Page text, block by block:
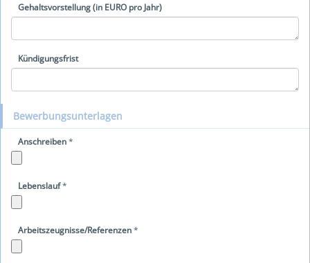
Gehaltsvorstellung (in EURO pro Jahr)
Kündigungsfrist
Bewerbungsunterlagen
Anschreiben*
Lebenslauf*
Arbeitszeugnisse/Referenzen*